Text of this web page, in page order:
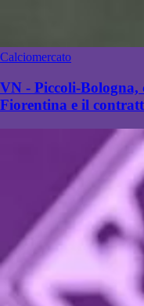
Calciomercato
VN - Piccoli-Bologna,
Fiorentina e il